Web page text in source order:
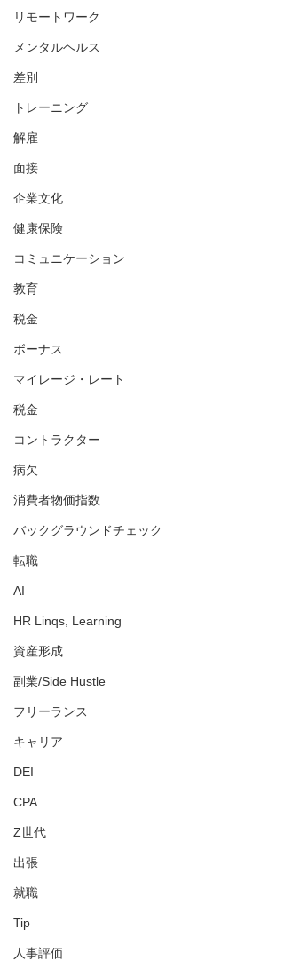
リモートワーク
メンタルヘルス
差別
トレーニング
解雇
面接
企業文化
健康保険
コミュニケーション
教育
税金
ボーナス
マイレージ・レート
税金
コントラクター
病欠
消費者物価指数
バックグラウンドチェック
転職
AI
HR Linqs, Learning
資産形成
副業/Side Hustle
フリーランス
キャリア
DEI
CPA
Z世代
出張
就職
Tip
人事評価